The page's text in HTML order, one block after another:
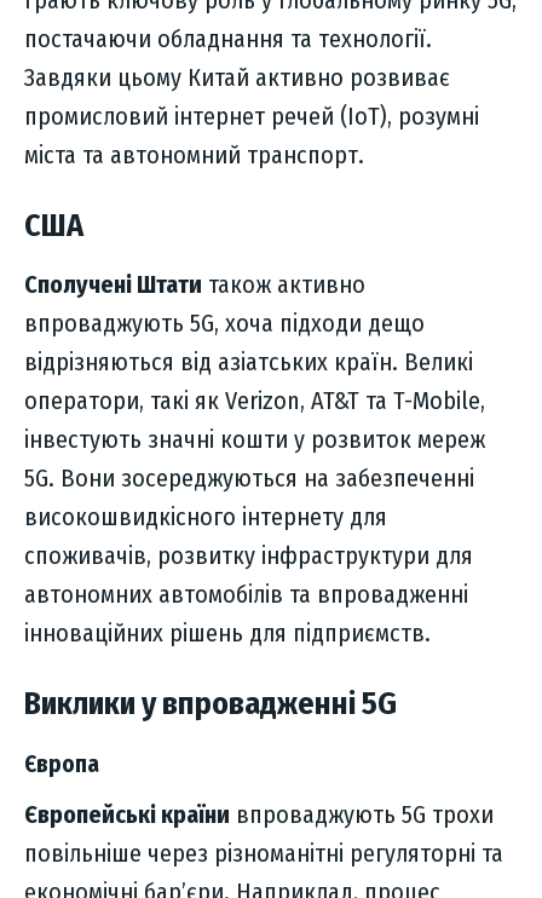
постачаючи обладнання та технології.
Завдяки цьому Китай активно розвиває
промисловий інтернет речей (IoT), розумні
міста та автономний транспорт.
США
Сполучені Штати також активно
впроваджують 5G, хоча підходи дещо
відрізняються від азіатських країн. Великі
оператори, такі як Verizon, AT&T та T-Mobile,
інвестують значні кошти у розвиток мереж
5G. Вони зосереджуються на забезпеченні
високошвидкісного інтернету для
споживачів, розвитку інфраструктури для
автономних автомобілів та впровадженні
інноваційних рішень для підприємств.
Виклики у впровадженні 5G
Європа
Європейські країни впроваджують 5G трохи
повільніше через різноманітні регуляторні та